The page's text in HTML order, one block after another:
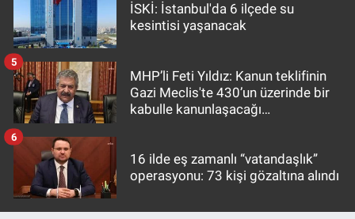
İSKİ: İstanbul'da 6 ilçede su
kesintisi yaşanacak
MHP’li Feti Yıldız: Kanun teklifinin
Gazi Meclis'te 430’un üzerinde bir
kabulle kanunlaşacağı
5
16 ilde eş zamanlı “vatandaşlık”
operasyonu: 73 kişi gözaltına alındı
6